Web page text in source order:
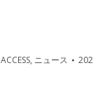
ACCESS, ニュース